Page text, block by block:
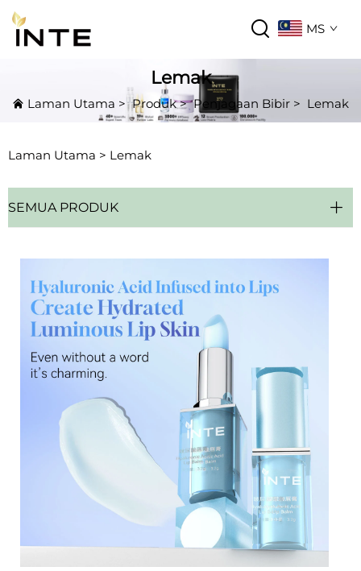
MS
Lemak
Laman Utama >Produk>Penjagaan Bibir > Lemak
Laman Utama > Lemak
SEMUA PRODUK